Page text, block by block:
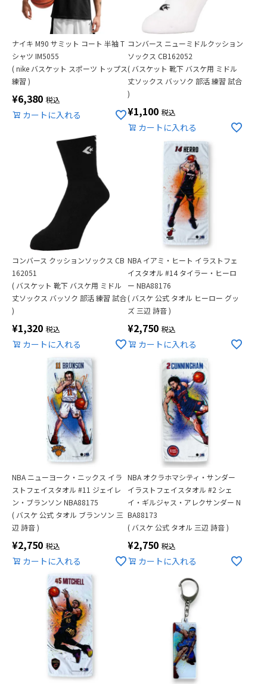
ナイキ M90 サミット コート 半袖 T
シャツ IM5055
( nike バスケット スポーツ トップス
練習 )
¥6,380 税込
カートに入れる
コンバース ニューミドルクッション
ソックス CB162052
( バスケット 靴下 バスケ用 ミドル
丈ソックス バッソク 部活 練習 試合
)
¥1,100 税込
カートに入れる
コンバース クッションソックス CB
162051
( バスケット 靴下 バスケ用 ミドル
丈ソックス バッソク 部活 練習 試合
)
¥1,320 税込
カートに入れる
NBA イアミ・ヒート イラストフェ
イスタオル #14 タイラー・ヒーロ
ー NBA88176
( バスケ 公式 タオル ヒーロー グッ
ズ 三辺 詩音 )
¥2,750 税込
カートに入れる
NBA ニューヨーク・ニックス イラ
ストフェイスタオル #11 ジェイレ
ン・ブランソン NBA88175
( バスケ 公式 タオル ブランソン 三
辺 詩音 )
¥2,750 税込
カートに入れる
NBA オクラホマシティ・サンダー
イラストフェイスタオル #2 シェ
イ・ギルジャス・アレクサンダー N
BA88173
( バスケ 公式 タオル 三辺 詩音 )
¥2,750 税込
カートに入れる